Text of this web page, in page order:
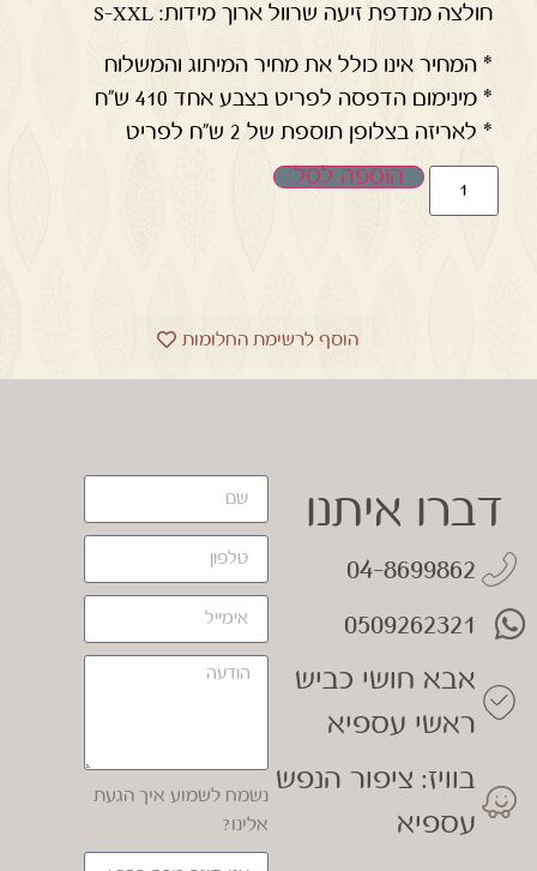
חולצה מנדפת זיעה שרוול ארוך מידות: S-XXL
* המחיר אינו כולל את מחיר המיתוג והמשלוח
* מינימום הדפסה לפריט בצבע אחד 410 ש"ח
* לאריזה בצלופן תוספת של 2 ש"ח לפריט
הוספה לסל
הוסף לרשימת החלומות
דברו איתנו
04-8699862
0509262321
אבא חושי כביש
ראשי עספיא
בוויז: ציפור הנפש
עספיא
נשמח לשמוע איך הגעת
אלינו?